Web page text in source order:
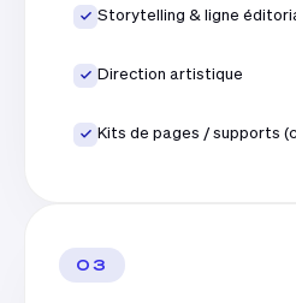
Storytelling & ligne
Direction artistique
Kits de pages / supports
03